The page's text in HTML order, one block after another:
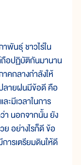
นธุ์ ชาวไร่ใน
ถือปฏิบัติกันมานาน
คกลางกำลังให้
ลายฝนมีข้อดี คือ
มีเวลาในการ
า นอกจากนั้น ยัง
อย่างไรก็ดี ข้อ
ารเตรียมดินให้ดี